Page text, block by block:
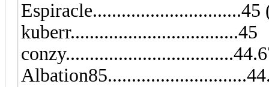
kuberr...................................45